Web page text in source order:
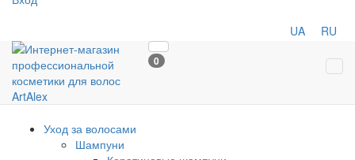
UA RU
0
Уход за волосами
Шампуни